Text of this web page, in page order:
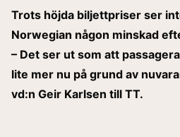
Trots höjda biljettpriser ser
Norwegian någon minskad
– Det ser ut som att
lite mer nu på grund av
vd:n Geir Karlsen till TT.